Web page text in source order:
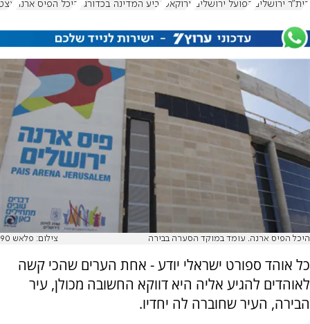
בית"ר ירושלים הפועל ירושלים יורוקאפ גביע המדינה בכדורגל היכל הפיס ארנה
היכל הפיס ארנה. עומד במוקד הסערה בבירה צילום: פלאש 90
כל אוהד ספורט ישראלי יודע - אחת הערים שהכי קשה
לאוהדים להגיע אליה היא דווקא החשובה מכולן, עיר
הבירה, העיר שחוברה לה יחדיו.